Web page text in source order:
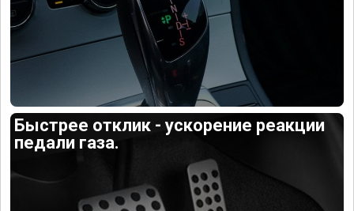
Быстрее отклик - ускорение реакции
педали газа.